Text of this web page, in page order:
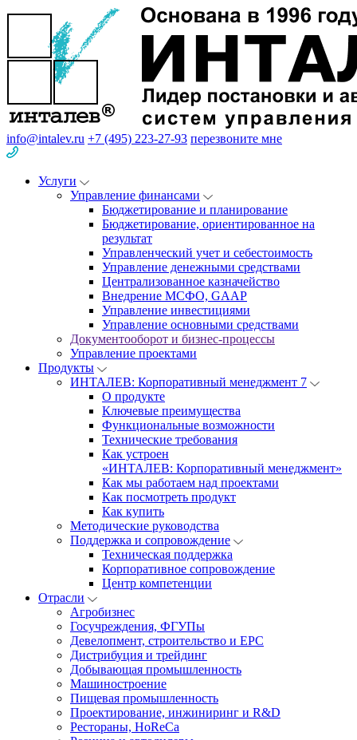
info@intalev.ru +7 (495) 223-27-93 перезвоните мне
Услуги
Управление финансами
Бюджетирование и планирование
Бюджетирование, ориентированное на
результат
Управленческий учет и себестоимость
Управление денежными средствами
Централизованное казначейство
Внедрение МСФО, GAAP
Управление инвестициями
Управление основными средствами
Документооборот и бизнес-процессы
Управление проектами
Продукты
ИНТАЛЕВ: Корпоративный менеджмент 7
О продукте
Ключевые преимущества
Функциональные возможности
Технические требования
Как устроен
«ИНТАЛЕВ: Корпоративный менеджмент»
Как мы работаем над проектами
Как посмотреть продукт
Как купить
Методические руководства
Поддержка и сопровождение
Техническая поддержка
Корпоративное сопровождение
Центр компетенции
Отрасли
Агробизнес
Госучреждения, ФГУПы
Девелопмент, строительство и EPC
Дистрибуция и трейдинг
Добывающая промышленность
Машиностроение
Пищевая промышленность
Проектирование, инжиниринг и R&D
Рестораны, HoReCa